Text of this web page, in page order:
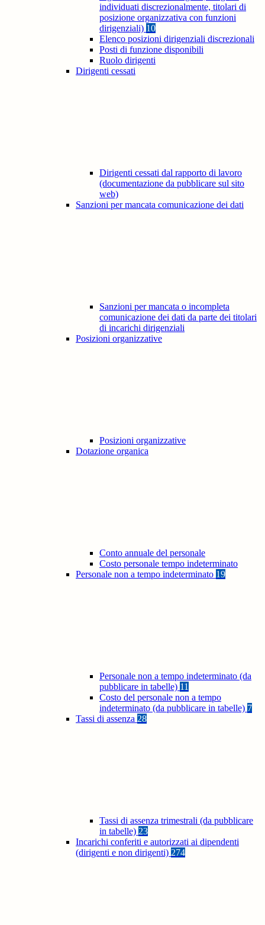
individuati discrezionalmente, titolari di
posizione organizzativa con funzioni
dirigenziali) 10
Elenco posizioni dirigenziali discrezionali
Posti di funzione disponibili
Ruolo dirigenti
Dirigenti cessati
Dirigenti cessati dal rapporto di lavoro
(documentazione da pubblicare sul sito
web)
Sanzioni per mancata comunicazione dei dati
Sanzioni per mancata o incompleta
comunicazione dei dati da parte dei titolari
di incarichi dirigenziali
Posizioni organizzative
Posizioni organizzative
Dotazione organica
Conto annuale del personale
Costo personale tempo indeterminato
Personale non a tempo indeterminato 19
Personale non a tempo indeterminato (da
pubblicare in tabelle) 11
Costo del personale non a tempo
indeterminato (da pubblicare in tabelle) 7
Tassi di assenza 28
Tassi di assenza trimestrali (da pubblicare
in tabelle) 23
Incarichi conferiti e autorizzati ai dipendenti
(dirigenti e non dirigenti) 274